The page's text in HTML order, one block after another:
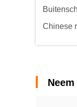
Chinese